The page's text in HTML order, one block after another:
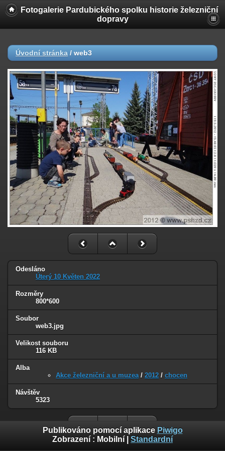
Fotogalerie Pardubického spolku historie železniční
dopravy
Úvodní stránka / web3
Odesláno
Úterý 10 Květen 2022
Rozměry
800*600
Soubor
web3.jpg
Velikost souboru
116 KB
Alba
Akce železniční a u muzea/ 2012 / chocen
Návštěv
5323
Publikováno pomocí aplikace Piwigo
Zobrazení : Mobilní Standardní